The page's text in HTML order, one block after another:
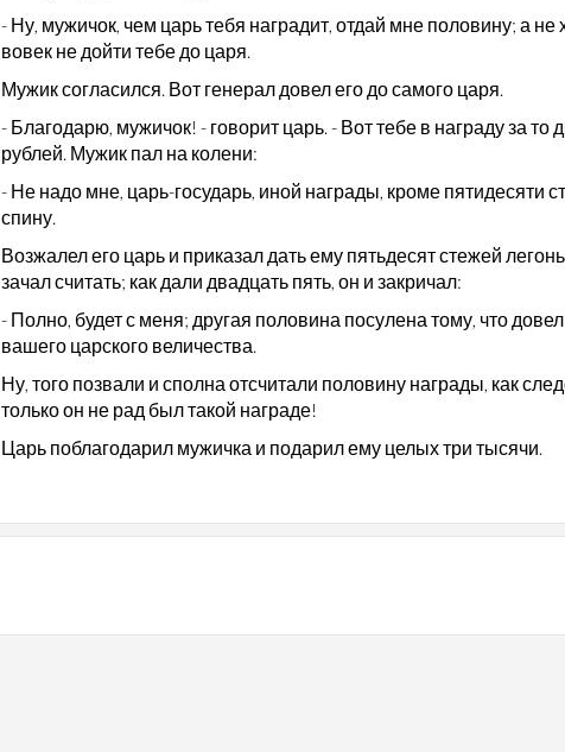
- Ну, мужичок, чем царь тебя наградит, отдай мне половину; а не
вовек не дойти тебе до царя.
Мужик согласился. Вот генерал довел его до самого царя.
- Благодарю, мужичок! - говорит царь. - Вот тебе в награду за то
рублей. Мужик пал на колени:
- Не надо мне, царь-государь, иной награды, кроме пятидесяти
спину.
Возжалел его царь и приказал дать ему пятьдесят стежей
зачал считать; как дали двадцать пять, он и закричал:
- Полно, будет с меня; другая половина посулена тому, что
вашего царского величества.
Ну, того позвали и сполна отсчитали половину награды, как
только он не рад был такой награде!
Царь поблагодарил мужичка и подарил ему целых три тысячи.